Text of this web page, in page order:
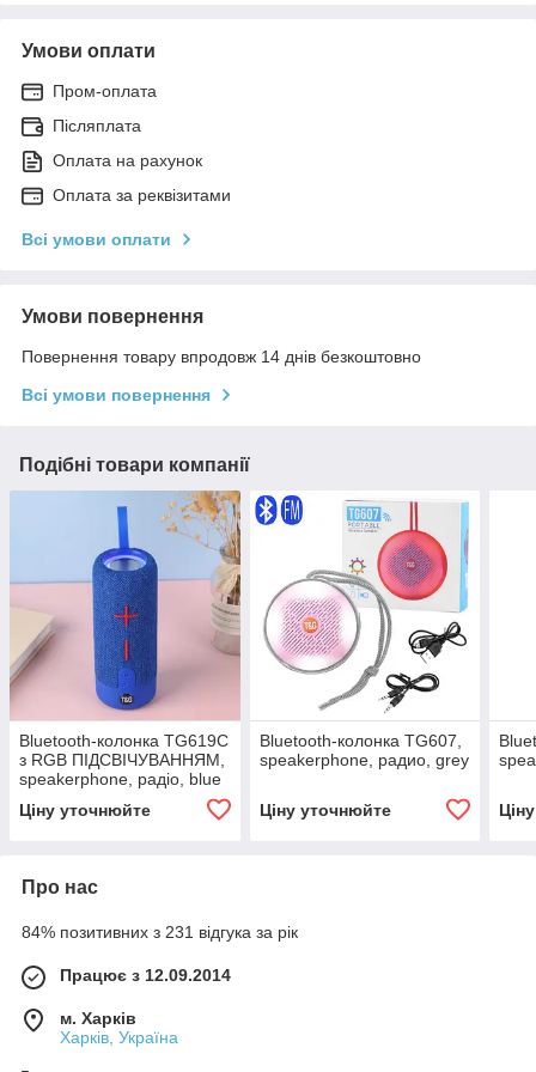
Умови оплати
Пром-оплата
Післяплата
Оплата на рахунок
Оплата за реквізитами
Всі умови оплати
Умови повернення
Повернення товару впродовж 14 днів безкоштовно
Всі умови повернення
Подібні товари компанії
Bluetooth-колонка TG619C
з RGB ПІДСВІЧУВАННЯМ,
speakerphone, радіо, blue
Ціну уточнюйте
Bluetooth-колонка TG607,
speakerphone, радио, grey
Ціну уточнюйте
Про нас
84% позитивних з 231 відгука за рік
Працює з 12.09.2014
м. Харків
Харків, Україна